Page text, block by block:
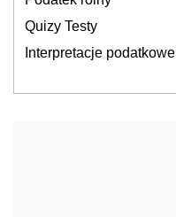
Quizy Testy
Interpretacje podatkowe